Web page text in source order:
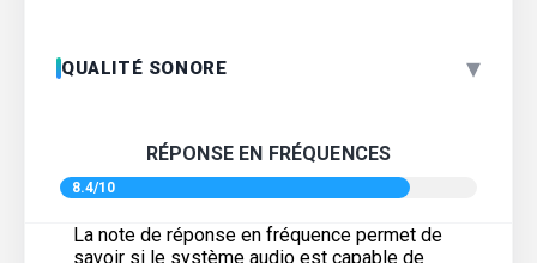
QUALITÉ SONORE ▾
RÉPONSE EN FRÉQUENCES
8.4/10
La note de réponse en fréquence permet de
savoir si le système audio est capable de